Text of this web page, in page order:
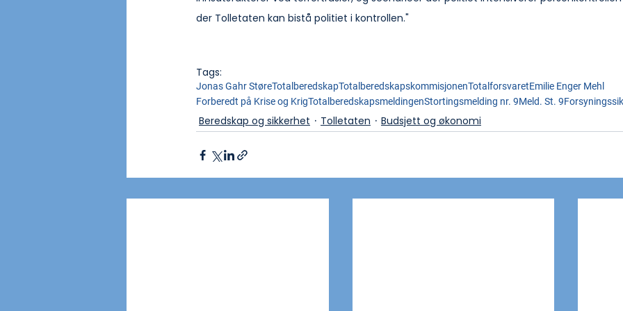
der Tolletaten kan bistå politiet i kontrollen."
Tags:
Jonas Gahr StøreTotalberedskapTotalberedskapskommisjonenTotalforsvaretEmilie Enger Mehl
Forberedt på Krise og KrigTotalberedskapsmeldingenStortingsmelding nr. 9Meld. St. 9
Beredskap og sikkerhet Tolletaten Budsjett og økonomi